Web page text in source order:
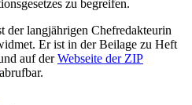
zu begreifen.
der langjährigen Chefredakteurin
Er ist in der Beilage zu Heft
auf derWebseite der ZIP
abrufbar.